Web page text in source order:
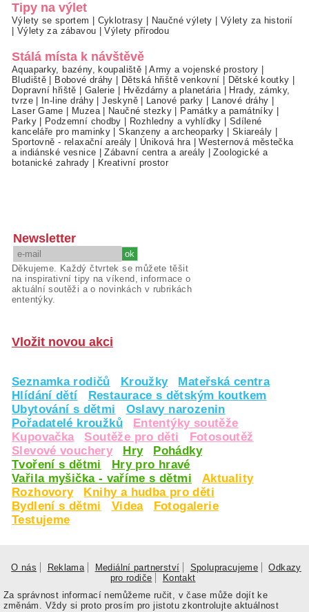
Tipy na výlet
Výlety se sportem Cyklotrasy Naučné výlety
Výlety za historií
Výlety za zábavou |Výlety přírodou
Stálá místa k návštěvě
Aquaparky, bazény, koupaliště |Army a vojenské prostory
Bludiště
Bobové dráhy Dětská hřiště venkovní Dětské koutky
Dopravní hřiště
Galerie Hvězdárny a planetária|
Hrady, zámky,
tvrze| In-line dráhy |Jeskyně| Lanové parky Lanové dráhy
Laser Game
Muzea| Naučné stezky Památky a památníky
Parky| Podzemní chodby Rozhledny a vyhlídky
Sdílené
kanceláře pro maminky |Skanzeny a archeoparky Skiareály
Sportovně - relaxační areály
Úniková hra|Westernová městečka
a indiánské vesnice |Zábavní centra a areály |Zoologické a
botanické zahrady
Kreativní prostor
Newsletter
Děkujeme. Každý čtvrtek se můžete těšit
na inspirativní tipy na víkend, informace o
aktuální soutěži a o novinkách v rubrikách
ententýky.
Vložit novou akci
Seznamka rodičů Kroužky
Mateřská centra
Hlídání dětí
Restaurace s dětským koutkem
Ubytování s dětmi
Oslavy narozenin
Pořadatelé kroužků
Ententýky soutěže
Kupovačka
Soutěže pro děti
Fotosoutěž
Slevové vouchery
Hry
Pohádky
Tvoření s dětmi
Hry pro hravé
Vařila myšička - vaříme s dětmi
Aktuality
Rozhovory
Knihy a hudba pro děti
Bydlení s dětmi
Videa
Fotogalerie
Testujeme
O nás Reklama Mediální partnerství Spolupracujeme
Odkazy
pro rodiče
Kontakt
Za správnost informací nemůžeme ručit, v čase může dojít ke
změnám. Vždy si proto prosím pro jistotu zkontrolujte aktuálnost